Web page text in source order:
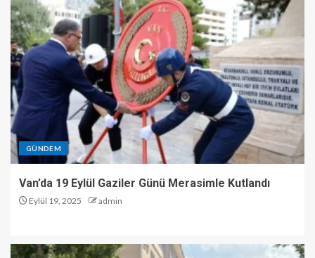
GÜNDEM
Van’da 19 Eylül Gaziler Günü Merasimle Kutlandı
Eylül 19, 2025 admin